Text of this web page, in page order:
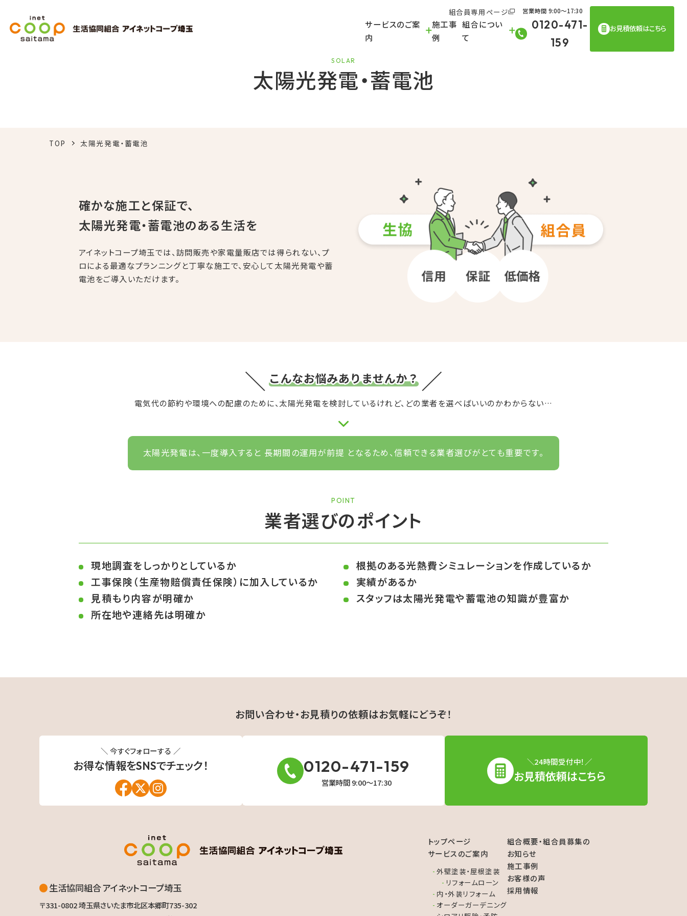
組合員専用ページ
サービスのご案
内
施工事
例
組合につい
て
営業時間 9:00〜17:30
0120-471-
159
お見積依頼はこちら
SOLAR
太陽光発電・蓄電池
TOP 太陽光発電・蓄電池
確かな施工と保証で、
太陽光発電・蓄電池のある生活を
アイネットコープ埼玉では、訪問販売や家電量販店では得られない、プ
ロによる最適なプランニングと丁寧な施工で、安心して太陽光発電や蓄
電池をご導入いただけます。
電気代の節約や環境への配慮のために、太陽光発電を検討しているけれど、どの業者を選べばいいのかわからない…
太陽光発電は、一度導入すると 長期間の運用が前提 となるため、信頼できる業者選びがとても重要です。
POINT
業者選びのポイント
現地調査をしっかりとしているか
根拠のある光熱費シミュレーションを作成しているか
工事保険（生産物賠償責任保険）に加入しているか
実績があるか
見積もり内容が明確か
スタッフは太陽光発電や蓄電池の知識が豊富か
所在地や連絡先は明確か
金具を取り付ける場所を慎重に計測します。
4．金具取り付け
厳重に防水処理を施し、金具を取り付けます。
パネルを支えるフレームを取り付けます。
6．パネル取り付け
コープでは耐候性に優れたPFD二重管を屋根配線で使用します。
お問い合わせ・お見積りの依頼はお気軽にどうぞ！
＼ 今すぐフォローする ／
お得な情報をSNSでチェック！ 0120-471-159
営業時間 9:00〜17:30
＼24時間受付中！／
お見積依頼はこちら
生活協同組合 アイネットコープ埼玉
〒331-0802埼玉県さいたま市北区本郷町735-302
トップページ
サービスのご案内
外壁塗装・屋根塗装
リフォームローン
内・外装リフォーム
オーダーガーデニング
組合概要・組合員募集の
お知らせ
施工事例
お客様の声
採用情報